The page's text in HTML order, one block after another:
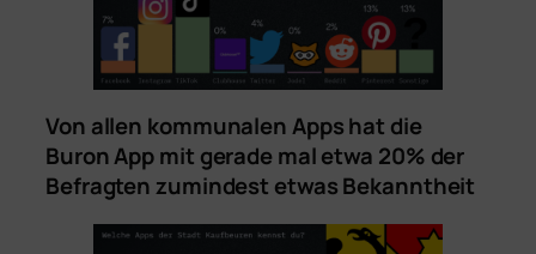
Von allen kommunalen Apps hat die
Buron App mit gerade mal etwa 20% der
Befragten zumindest etwas Bekanntheit